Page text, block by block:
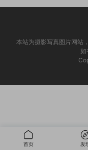
本站为摄影写真图片网站
如
首页 发